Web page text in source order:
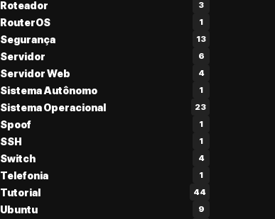
Roteador 3
RouterOS 1
Segurança 13
Servidor 6
Servidor Web 4
Sistema Autônomo 1
Sistema Operacional 23
Spoof 1
SSH 1
Switch 4
Telefonia 1
Tutorial 44
Ubuntu 9